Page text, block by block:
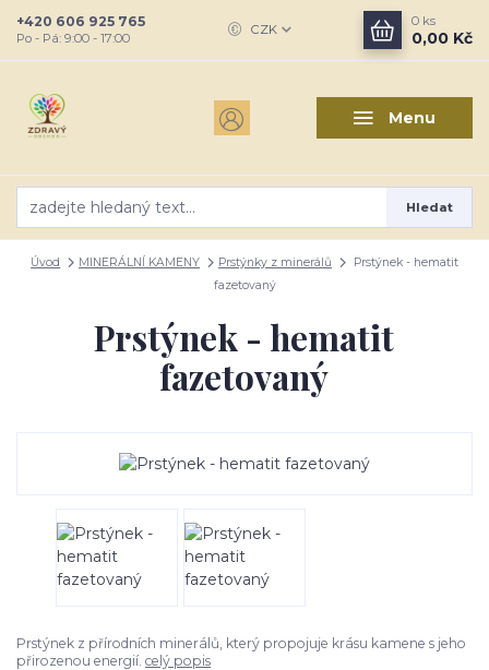
Menu
CZK
Hledat
+420 606 925 765
Po - Pá: 9:00 - 17:00
0 ks
0,00 Kč
Úvod MINERÁLNÍ KAMENY Prstýnky z minerálů
Prstýnek - hematit
fazetovaný
Prstýnek - hematit
fazetovaný
Prstýnek z přírodních minerálů, který propojuje krásu kamene s jeho
přirozenou energií. celý popis